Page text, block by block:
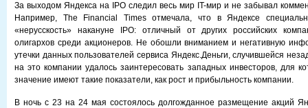
За выходом Яндекса на IPO следил весь мир IT-мир и не забывал
Например, The Financial Times отмечала, что в Яндексе
«нерусскость» накануне IPO: отличный от других российских
олигархов среди акционеров. Не обошли вниманием и негативную
утечки данных пользователей сервиса Яндекс.Деньги, случившейся
на это компании удалось заинтересовать западных инвесторов, для
значение имеют такие показатели, как рост и прибыльность компании.
В ночь с 23 на 24 мая состоялось долгожданное размещение акций